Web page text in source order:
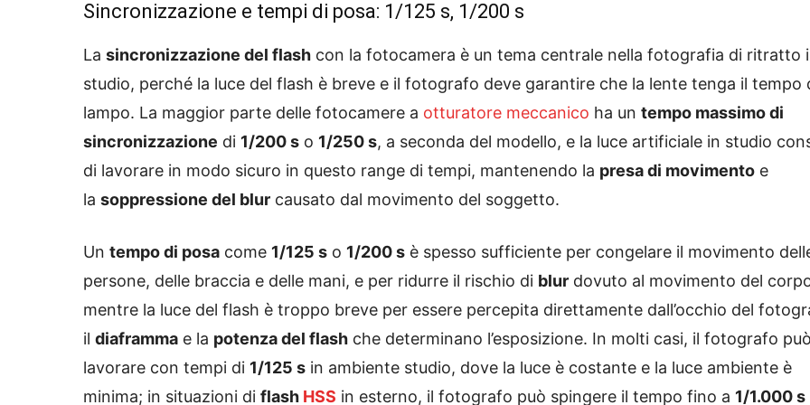
Sincronizzazione e tempi di posa: 1/125 s, 1/200 s
La sincronizzazione del flash con la fotocamera è un tema centrale nella fotografia di ritratto
studio, perché la luce del flash è breve e il fotografo deve garantire che la lente tenga il tempo
lampo. La maggior parte delle fotocamere a otturatore meccanico ha un tempo massimo di
sincronizzazione di 1/200 s o 1/250 s, a seconda del modello, e la luce artificiale in studio
di lavorare in modo sicuro in questo range di tempi, mantenendo la presa di movimento e
la soppressione del blur causato dal movimento del soggetto.
Un tempo di posa come 1/125 s o 1/200 s è spesso sufficiente per congelare il movimento
persone, delle braccia e delle mani, e per ridurre il rischio di blur dovuto al movimento del
mentre la luce del flash è troppo breve per essere percepita direttamente dall’occhio del
il diaframma e la potenza del flash che determinano l’esposizione. In molti casi, il fotografo può
lavorare con tempi di 1/125 s in ambiente studio, dove la luce è costante e la luce ambiente è
minima; in situazioni di flash HSS in esterno, il fotografo può spingere il tempo fino a 1/1.000 s